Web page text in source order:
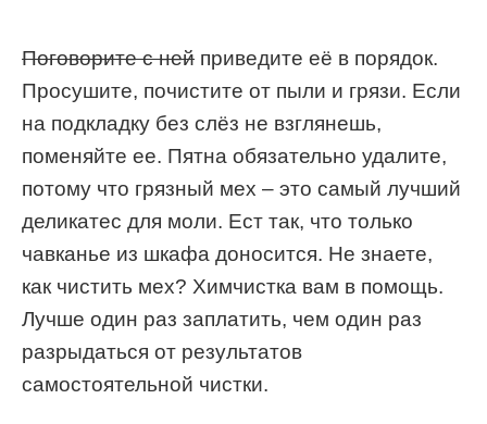
Поговорите с ней приведите её в порядок.
Просушите, почистите от пыли и грязи. Если
на подкладку без слёз не взглянешь,
поменяйте ее. Пятна обязательно удалите,
потому что грязный мех – это самый лучший
деликатес для моли. Ест так, что только
чавканье из шкафа доносится. Не знаете,
как чистить мех? Химчистка вам в помощь.
Лучше один раз заплатить, чем один раз
разрыдаться от результатов
самостоятельной чистки.